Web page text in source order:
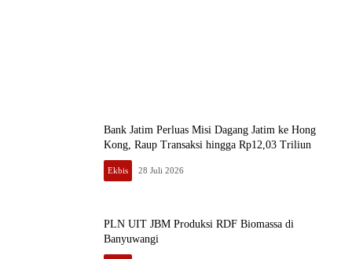
Bank Jatim Perluas Misi Dagang Jatim ke Hong
Kong, Raup Transaksi hingga Rp12,03 Triliun
Ekbis 28 Juli 2026
PLN UIT JBM Produksi RDF Biomassa di
Banyuwangi